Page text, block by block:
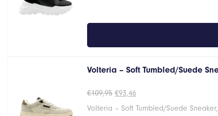
Volteria – Soft Tumbled/Suede
€109,95 Oorspronkelijke
was:
€93,46Huidige
is:
Volteria – Soft Tumbled/Suede